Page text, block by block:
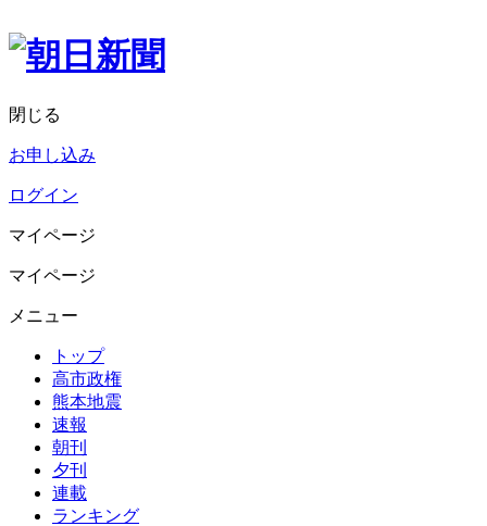
閉じる
お申し込み
ログイン
マイページ
マイページ
メニュー
トップ
高市政権
熊本地震
速報
朝刊
夕刊
連載
ランキング